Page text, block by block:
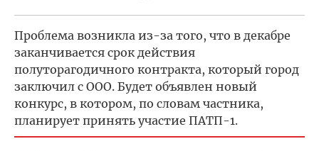
Проблема возникла из-за того, что в декабре
заканчивается срок действия
полуторагодичного контракта, который город
заключил с ООО. Будет объявлен новый
конкурс, в котором, по словам частника,
планирует принять участие ПАТП-1.